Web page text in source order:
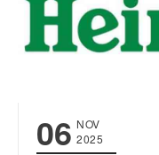
06 NOV
2025